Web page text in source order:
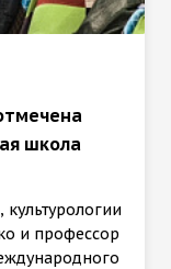
школа
и профессор